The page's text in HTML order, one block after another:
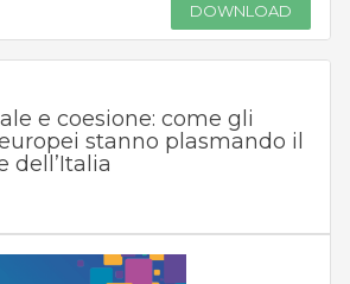
DOWNLOAD
e coesione: come gli
stanno plasmando il
dell’Italia